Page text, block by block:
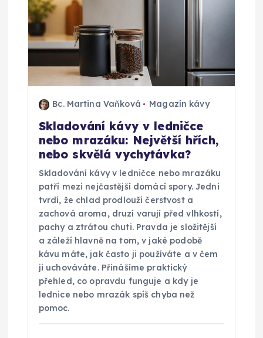
Bc. Martina Vaňková Magazín kávy
Skladování kávy v ledničce
nebo mrazáku: Největší hřích,
nebo skvělá vychytávka?
Skladování kávy v ledničce nebo mrazáku
patří mezi nejčastější domácí spory. Jedni
tvrdí, že chlad prodlouží čerstvost a
zachová aroma, druzí varují před vlhkostí,
pachy a ztrátou chuti. Pravda je složitější
a záleží hlavně na tom, v jaké podobě
kávu máte, jak často ji používáte a v čem
ji uchováváte. Přinášíme praktický
přehled, co opravdu funguje a kdy je
lednice nebo mrazák spíš chyba než
pomoc.